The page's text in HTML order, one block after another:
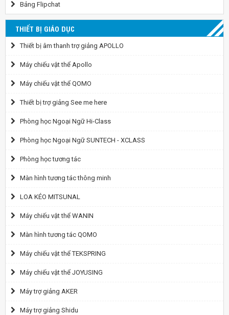
Bảng Flipchat
THIẾT BỊ GIÁO DỤC
Thiết bị âm thanh trợ giảng APOLLO
Máy chiếu vật thể Apollo
Máy chiếu vật thể QOMO
Thiết bị trợ giảng See me here
Phòng học Ngoại Ngữ Hi-Class
Phòng học Ngoại Ngữ SUNTECH - XCLASS
Phòng học tương tác
Màn hình tương tác thông minh
LOA KÉO MITSUNAL
Máy chiếu vật thể WANIN
Màn hình tương tác QOMO
Máy chiếu vật thể TEKSPRING
Máy chiếu vật thể JOYUSING
Máy trợ giảng AKER
Máy trợ giảng Shidu